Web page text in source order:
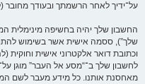
על־ידיך לאחר הרשמתך ובעודך מחובר
החשבון שלך יהיה בחשיפה מינימלית
שלך”), ססמה אישית אשר בשימוש
וכתובת דואר אלקטרוני אישית וחוקית
לחשבון שלך ב־“מסע אל העבר” מוגן
מאחסנת אותנו. כל מידע מעבר לשם